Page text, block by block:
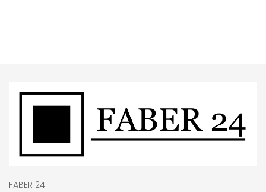
FABER 24